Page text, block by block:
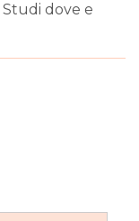
dove e